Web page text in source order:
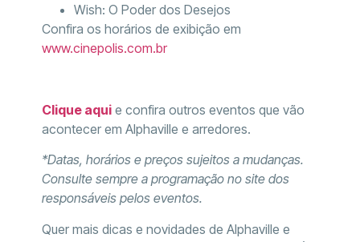
Wish: O Poder dos Desejos
Confira os horários de exibição em
www.cinepolis.com.br
Clique aquie confira outros eventos que vão
acontecer em Alphaville e arredores.
*Datas, horários e preços sujeitos a mudanças.
Consulte sempre a programação no site dos
responsáveis pelos eventos.
Quer mais dicas e novidades de Alphaville e